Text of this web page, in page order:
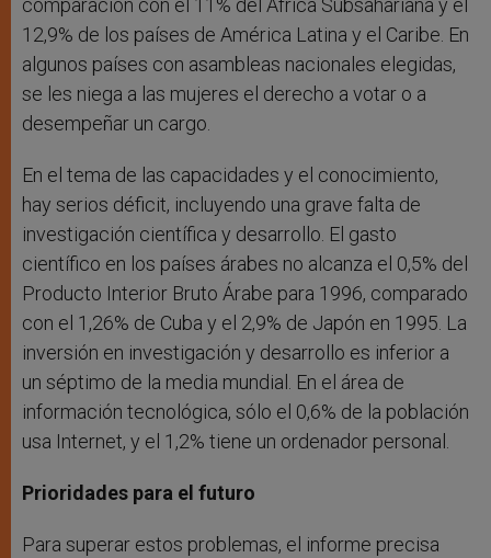
comparación con el 11% del África Subsahariana y el
12,9% de los países de América Latina y el Caribe. En
algunos países con asambleas nacionales elegidas,
se les niega a las mujeres el derecho a votar o a
desempeñar un cargo.
En el tema de las capacidades y el conocimiento,
hay serios déficit, incluyendo una grave falta de
investigación científica y desarrollo. El gasto
científico en los países árabes no alcanza el 0,5% del
Producto Interior Bruto Árabe para 1996, comparado
con el 1,26% de Cuba y el 2,9% de Japón en 1995. La
inversión en investigación y desarrollo es inferior a
un séptimo de la media mundial. En el área de
información tecnológica, sólo el 0,6% de la población
usa Internet, y el 1,2% tiene un ordenador personal.
Prioridades para el futuro
Para superar estos problemas, el informe precisa